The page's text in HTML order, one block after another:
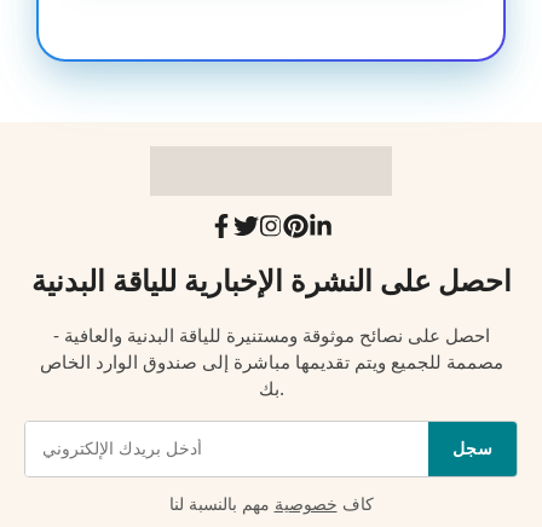
احصل على النشرة الإخبارية للياقة البدنية
احصل على نصائح موثوقة ومستنيرة للياقة البدنية والعافية -
مصممة للجميع ويتم تقديمها مباشرة إلى صندوق الوارد الخاص
بك.
سجل
كاف خصوصية مهم بالنسبة لنا